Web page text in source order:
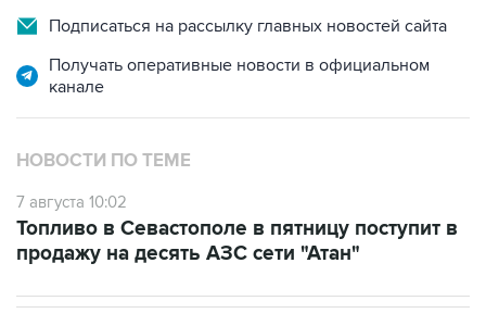
Подписаться на рассылку главных новостей сайта
Получать оперативные новости в официальном
канале
НОВОСТИ ПО ТЕМЕ
7 августа 10:02
Топливо в Севастополе в пятницу поступит в
продажу на десять АЗС сети "Атан"